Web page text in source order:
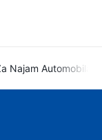
Najam Automobila